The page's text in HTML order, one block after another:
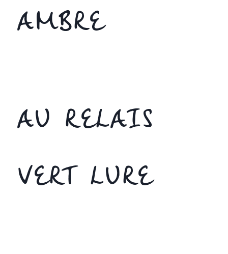
AMBRE
AU RELAIS
VERT LURE